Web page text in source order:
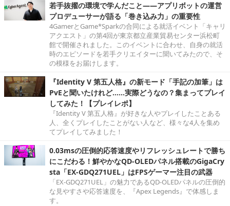
若手抜擢の環境で学んだこと――アプリボットの運営
プロデューサーが語る「巻き込み力」の重要性
4GamerとGame*Sparkの合同による就活イベント「キャリ
アクエスト」の第4回が東京都立産業貿易センター浜松町
館で開催されました。このイベントに合わせ、自身の就活
時のエピソードを若手クリエイターに聞いてみたので、そ
の模様をお届けします。
『Identity V 第五人格』の新モード「手記の加筆」は
PvEと聞いたけれど……実際どうなの？集まってプレイ
してみた！【プレイレポ】
『Identity V 第五人格』が好きな人やプレイしたことある
人、全くプレイしたことがない人など、様々な4人を集め
てプレイしてみました！
0.03msの圧倒的応答速度やリフレッシュレートで勝ち
にこだわる！鮮やかなQD-OLEDパネル搭載のGigaCry
sta「EX-GDQ271UEL」はFPSゲーマー注目の武器
「EX-GDQ271UEL」の魅力であるQD-OLEDパネルの圧倒的
な見やすさや応答速度を、『Apex Legends』で体感しま
す。